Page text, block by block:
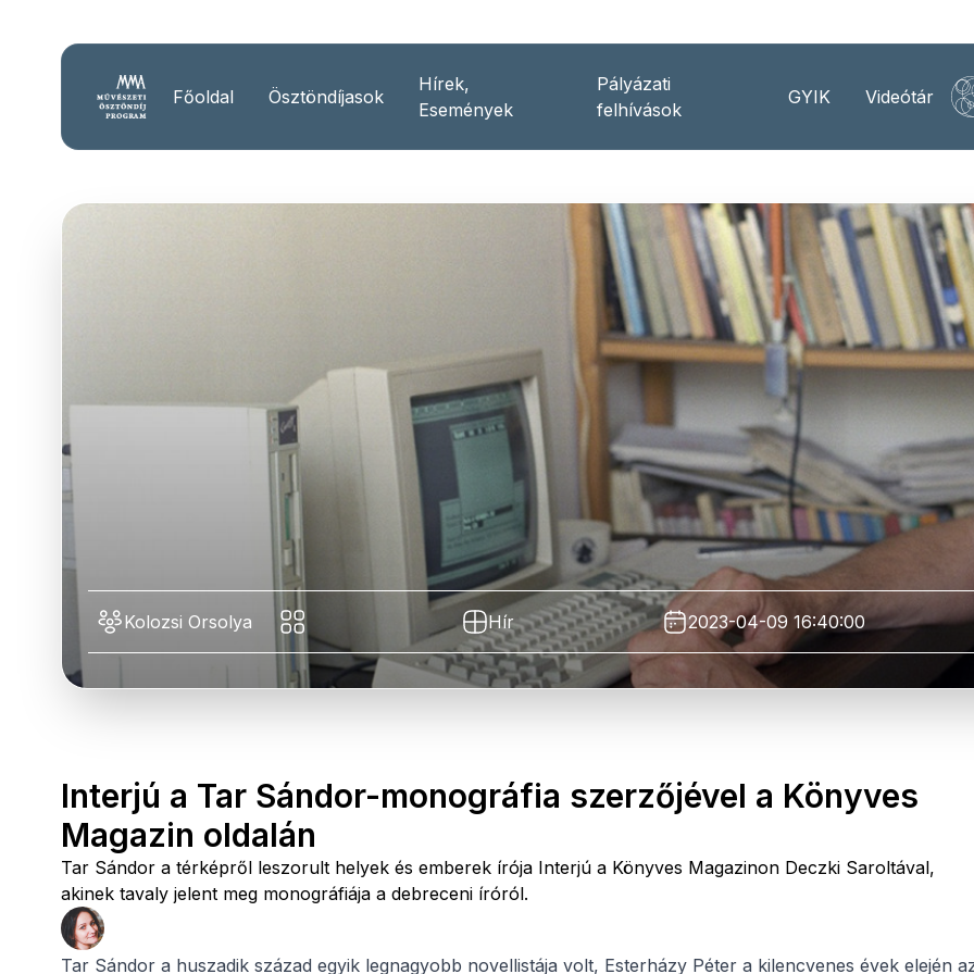
Főoldal Ösztöndíjasok
Hírek,
Események
Pályázati
felhívások
GYIK Videótár
Kolozsi Orsolya Hír 2023-04-09 16:40:00
Interjú a Tar Sándor-monográfia szerzőjével a Könyves
Magazin oldalán
Tar Sándor a térképről leszorult helyek és emberek írója Interjú a Könyves Magazinon Deczki Saroltával,
akinek tavaly jelent meg monográfiája a debreceni íróról.
Tar Sándor a huszadik század egyik legnagyobb novellistája volt, Esterházy Péter a kilencvenes évek elején